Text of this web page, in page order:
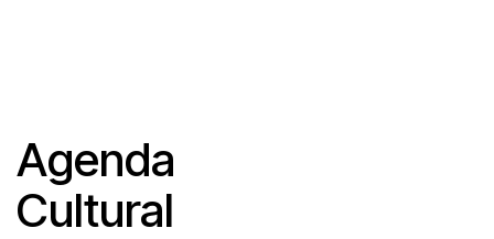
Agenda
Cultural